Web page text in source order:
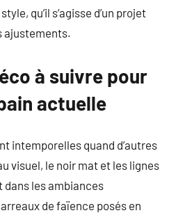
qu’il s’agisse d’un projet
ajustements.
à suivre pour
actuelle
intemporelles quand d’autres
visuel, le noir mat et les lignes
dans les ambiances
de faïence posés en